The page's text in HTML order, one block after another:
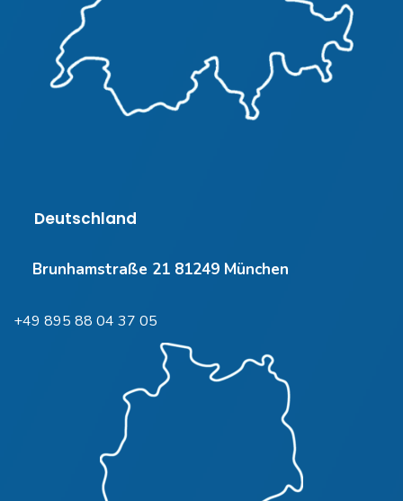
Deutschland
Brunhamstraße 21 81249 München
+49 895 88 04 37 05